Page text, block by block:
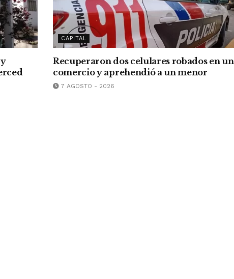
CAPITAL
Recuperaron dos celulares robados en un
comercio y aprehendió a un menor
7 AGOSTO - 2026